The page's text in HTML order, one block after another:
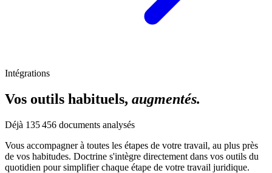
Intégrations
Vos outils habituels, augmentés.
Déjà 135 456 documents analysés
Vous accompagner à toutes les étapes de votre travail, au plus près
de vos habitudes. Doctrine s'intègre directement dans vos outils du
quotidien pour simplifier chaque étape de votre travail juridique.